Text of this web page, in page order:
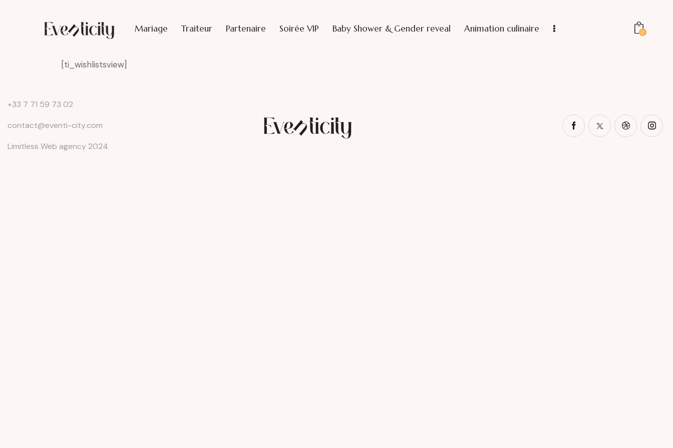
Mariage Traiteur Partenaire Soirée VIP Baby Shower & Gender reveal Animation culinaire 0
[ti_wishlistsview]
+33 7 71 59 73 02
contact@eventi-city.com
Limitless Web agency 2024